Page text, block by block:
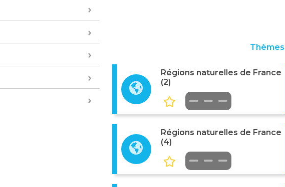
Régions naturelles de France
(2)
Régions naturelles de France
(4)